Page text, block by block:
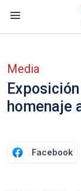
Media
homenaje
Facebook